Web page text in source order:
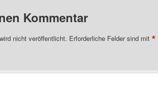
Kommentar
nicht veröffentlicht. Erforderliche Felder sind mit *